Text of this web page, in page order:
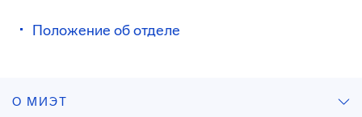
Положение об отделе
О МИЭТ